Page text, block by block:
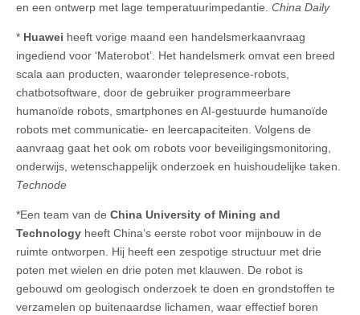
en een ontwerp met lage temperatuurimpedantie. China Daily
* Huawei heeft vorige maand een handelsmerkaanvraag
ingediend voor ‘Materobot’. Het handelsmerk omvat een breed
scala aan producten, waaronder telepresence-robots,
chatbotsoftware, door de gebruiker programmeerbare
humanoïde robots, smartphones en AI-gestuurde humanoïde
robots met communicatie- en leercapaciteiten. Volgens de
aanvraag gaat het ook om robots voor beveiligingsmonitoring,
onderwijs, wetenschappelijk onderzoek en huishoudelijke taken.
Technode
*Een team van de China University of Mining and
Technology heeft China’s eerste robot voor mijnbouw in de
ruimte ontworpen. Hij heeft een zespotige structuur met drie
poten met wielen en drie poten met klauwen. De robot is
gebouwd om geologisch onderzoek te doen en grondstoffen te
verzamelen op buitenaardse lichamen, waar effectief boren